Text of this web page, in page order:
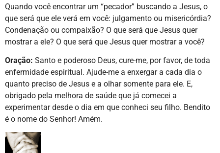
Quando você encontrar um “pecador” buscando a Jesus, o
que será que ele verá em você: julgamento ou misericórdia?
Condenação ou compaixão? O que será que Jesus quer
mostrar a ele? O que será que Jesus quer mostrar a você?
Oração: Santo e poderoso Deus, cure-me, por favor, de toda
enfermidade espiritual. Ajude-me a enxergar a cada dia o
quanto preciso de Jesus e a olhar somente para ele. E,
obrigado pela melhora de saúde que já comecei a
experimentar desde o dia em que conheci seu filho. Bendito
é o nome do Senhor! Amém.